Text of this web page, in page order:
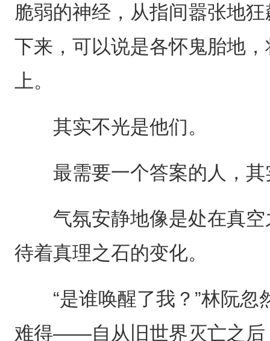
脆弱的神经，从指间嚣张地
下来，可以说是各怀鬼胎地
上。
其实不光是他们。
最需要一个答案的人，其
气氛安静地像是处在真空
待着真理之石的变化。
“是谁唤醒了我？”林阮忽
难得——自从旧世界灭亡之后